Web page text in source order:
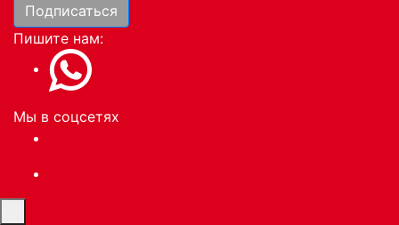
Подписаться
Пишите нам:
Мы в соцсетях